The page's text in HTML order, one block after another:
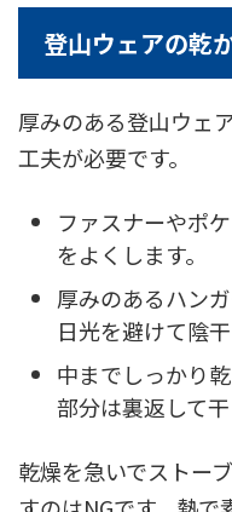
登山ウェアの乾
厚みのある登山ウェ
工夫が必要です。
ファスナーやポ
をよくします。
厚みのあるハン
日光を避けて陰干
中までしっかり
部分は裏返して干
乾燥を急いでストー